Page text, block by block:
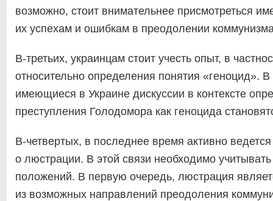
возможно, стоит внимательнее присмотреться
их успехам и ошибкам в преодолении
В-третьих, украинцам стоит учесть опыт, в
относительно определения понятия «геноцид». В
имеющиеся в Украине дискуссии в контексте
преступления Голодомора как геноцида
В-четвертых, в последнее время активно ведется
о люстрации. В этой связи необходимо учитывать
положений. В первую очередь, люстрация
из возможных направлений преодоления